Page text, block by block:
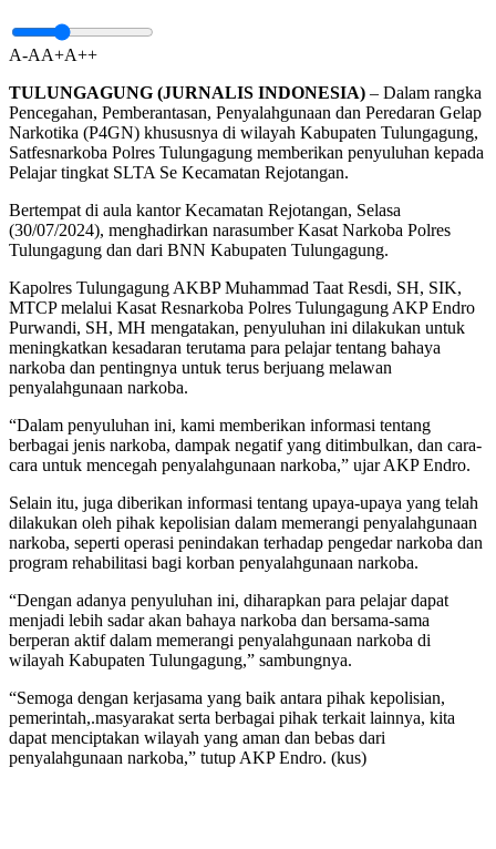
A-AA+A++
TULUNGAGUNG (JURNALIS INDONESIA) – Dalam rangka
Pencegahan, Pemberantasan, Penyalahgunaan dan Peredaran Gelap
Narkotika (P4GN) khususnya di wilayah Kabupaten Tulungagung,
Satfesnarkoba Polres Tulungagung memberikan penyuluhan kepada
Pelajar tingkat SLTA Se Kecamatan Rejotangan.
Bertempat di aula kantor Kecamatan Rejotangan, Selasa
(30/07/2024), menghadirkan narasumber Kasat Narkoba Polres
Tulungagung dan dari BNN Kabupaten Tulungagung.
Kapolres Tulungagung AKBP Muhammad Taat Resdi, SH, SIK,
MTCP melalui Kasat Resnarkoba Polres Tulungagung AKP Endro
Purwandi, SH, MH mengatakan, penyuluhan ini dilakukan untuk
meningkatkan kesadaran terutama para pelajar tentang bahaya
narkoba dan pentingnya untuk terus berjuang melawan
penyalahgunaan narkoba.
“Dalam penyuluhan ini, kami memberikan informasi tentang
berbagai jenis narkoba, dampak negatif yang ditimbulkan, dan cara-
cara untuk mencegah penyalahgunaan narkoba,” ujar AKP Endro.
Selain itu, juga diberikan informasi tentang upaya-upaya yang telah
dilakukan oleh pihak kepolisian dalam memerangi penyalahgunaan
narkoba, seperti operasi penindakan terhadap pengedar narkoba dan
program rehabilitasi bagi korban penyalahgunaan narkoba.
“Dengan adanya penyuluhan ini, diharapkan para pelajar dapat
menjadi lebih sadar akan bahaya narkoba dan bersama-sama
berperan aktif dalam memerangi penyalahgunaan narkoba di
wilayah Kabupaten Tulungagung,” sambungnya.
“Semoga dengan kerjasama yang baik antara pihak kepolisian,
pemerintah,.masyarakat serta berbagai pihak terkait lainnya, kita
dapat menciptakan wilayah yang aman dan bebas dari
penyalahgunaan narkoba,” tutup AKP Endro. (kus)